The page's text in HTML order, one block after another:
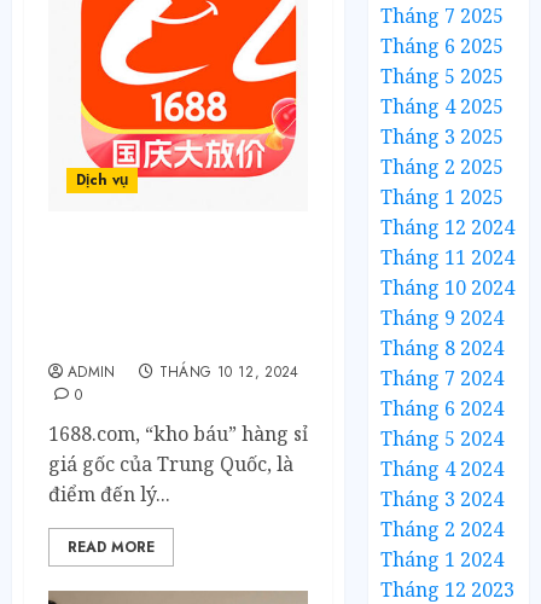
Dịch vụ
ADMIN
THÁNG 10 12, 2024
0
1688.com, “kho báu” hàng sỉ
giá gốc của Trung Quốc, là
điểm đến lý...
READ MORE
Tháng 7 2025
Tháng 6 2025
Tháng 5 2025
Tháng 4 2025
Tháng 3 2025
Tháng 2 2025
Tháng 1 2025
Tháng 12 2024
Tháng 11 2024
Tháng 10 2024
Tháng 9 2024
Tháng 8 2024
Tháng 7 2024
Tháng 6 2024
Tháng 5 2024
Tháng 4 2024
Tháng 3 2024
Tháng 2 2024
Tháng 1 2024
Tháng 12 2023